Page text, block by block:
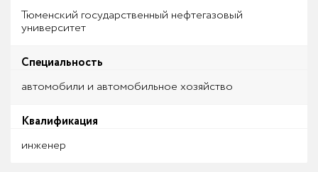
Тюменский государственный нефтегазовый
университет
Специальность
автомобили и автомобильное хозяйство
Квалификация
инженер